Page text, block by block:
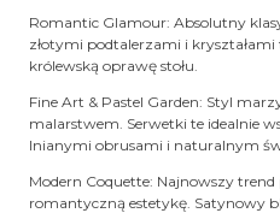
Romantic Glamour: Absolutny
złotymi podtalerzami i
królewską oprawę stołu.
Fine Art & Pastel Garden: Styl
malarstwem. Serwetki te idealnie
lnianymi obrusami i naturalnym
Modern Coquette: Najnowszy
romantyczną estetykę. Satynowy